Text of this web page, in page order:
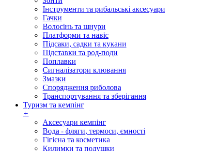
Інструменти та рибальські аксесуари
Гачки
Волосінь та шнури
Платформи та навіс
Підсаки, садки та кукани
Підставки та род-поди
Поплавки
Сигналізатори клювання
Змазки
Спорядження риболова
Транспортування та зберігання
Туризм та кемпінг
+
Аксесуари кемпінг
Вода - фляги, термоси, ємності
Гігієна та косметика
Килимки та подушки